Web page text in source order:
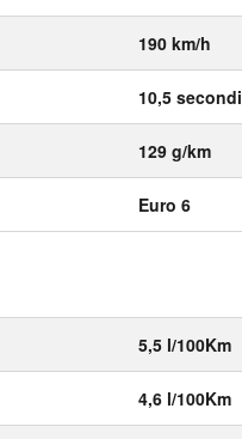
190 km/h
10,5 secondi
129 g/km
Euro 6
5,5 l/100Km
4,6 l/100Km